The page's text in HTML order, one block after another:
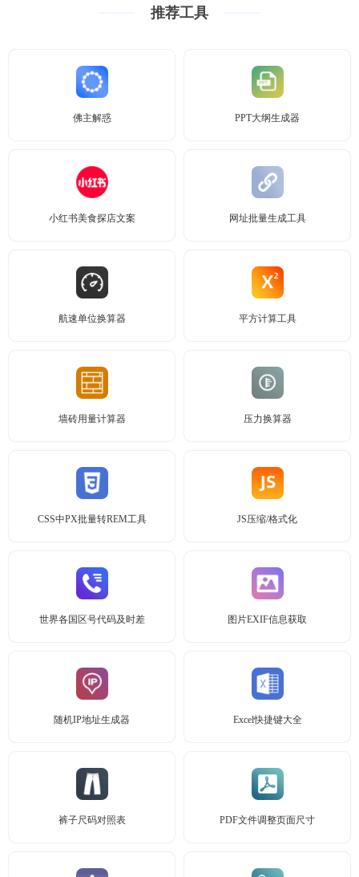
推荐工具
佛主解惑 PPT大纲生成器
小红书美食探店文案 网址批量生成工具
航速单位换算器 平方计算工具
墙砖用量计算器 压力换算器
CSS中PX批量转REM工具 JS压缩/格式化
世界各国区号代码及时差 图片EXIF信息获取
随机IP地址生成器 Excel快捷键大全
裤子尺码对照表 PDF文件调整页面尺寸